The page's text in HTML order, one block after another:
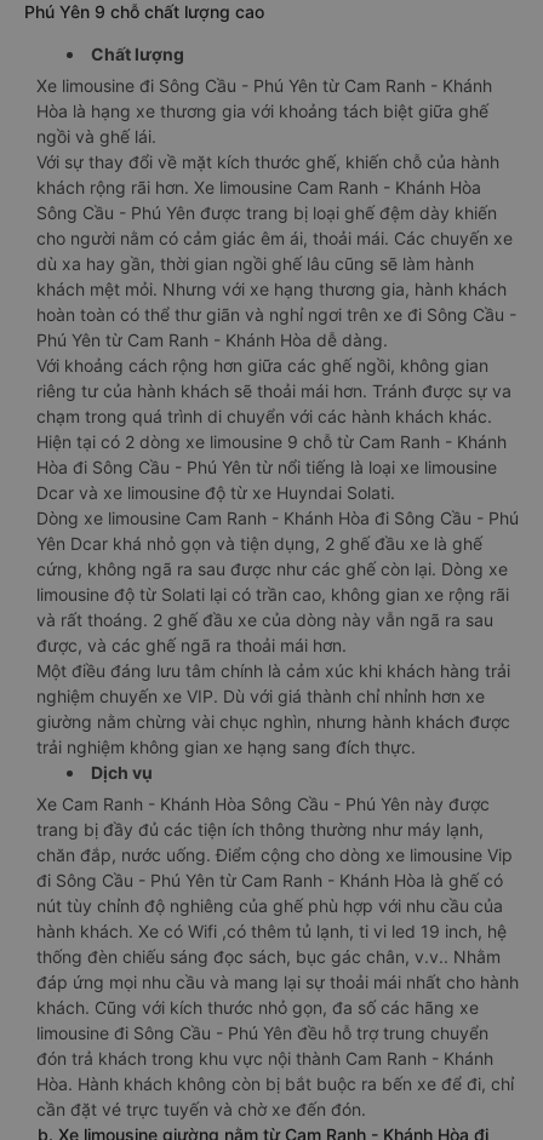
Phú Yên 9 chỗ chất lượng cao
Chất lượng
Xe limousine đi Sông Cầu - Phú Yên từ Cam Ranh - Khánh
Hòa là hạng xe thương gia với khoảng tách biệt giữa ghế
ngồi và ghế lái.
Với sự thay đổi về mặt kích thước ghế, khiến chỗ của hành
khách rộng rãi hơn. Xe limousine Cam Ranh - Khánh Hòa
Sông Cầu - Phú Yên được trang bị loại ghế đệm dày khiến
cho người nằm có cảm giác êm ái, thoải mái. Các chuyến xe
dù xa hay gần, thời gian ngồi ghế lâu cũng sẽ làm hành
khách mệt mỏi. Nhưng với xe hạng thương gia, hành khách
hoàn toàn có thể thư giãn và nghỉ ngơi trên xe đi Sông Cầu -
Phú Yên từ Cam Ranh - Khánh Hòa dễ dàng.
Với khoảng cách rộng hơn giữa các ghế ngồi, không gian
riêng tư của hành khách sẽ thoải mái hơn. Tránh được sự va
chạm trong quá trình di chuyển với các hành khách khác.
Hiện tại có 2 dòng xe limousine 9 chỗ từ Cam Ranh - Khánh
Hòa đi Sông Cầu - Phú Yên từ nổi tiếng là loại xe limousine
Dcar và xe limousine độ từ xe Huyndai Solati.
Dòng xe limousine Cam Ranh - Khánh Hòa đi Sông Cầu - Phú
Yên Dcar khá nhỏ gọn và tiện dụng, 2 ghế đầu xe là ghế
cứng, không ngã ra sau được như các ghế còn lại. Dòng xe
limousine độ từ Solati lại có trần cao, không gian xe rộng rãi
và rất thoáng. 2 ghế đầu xe của dòng này vẫn ngã ra sau
được, và các ghế ngã ra thoải mái hơn.
Một điều đáng lưu tâm chính là cảm xúc khi khách hàng trải
nghiệm chuyến xe VIP. Dù với giá thành chỉ nhỉnh hơn xe
giường nằm chừng vài chục nghìn, nhưng hành khách được
trải nghiệm không gian xe hạng sang đích thực.
Dịch vụ
Xe Cam Ranh - Khánh Hòa Sông Cầu - Phú Yên này được
trang bị đầy đủ các tiện ích thông thường như máy lạnh,
chăn đắp, nước uống. Điểm cộng cho dòng xe limousine Vip
đi Sông Cầu - Phú Yên từ Cam Ranh - Khánh Hòa là ghế có
nút tùy chỉnh độ nghiêng của ghế phù hợp với nhu cầu của
hành khách. Xe có Wifi ,có thêm tủ lạnh, ti vi led 19 inch, hệ
thống đèn chiếu sáng đọc sách, bục gác chân, v.v.. Nhằm
đáp ứng mọi nhu cầu và mang lại sự thoải mái nhất cho hành
khách. Cũng với kích thước nhỏ gọn, đa số các hãng xe
limousine đi Sông Cầu - Phú Yên đều hỗ trợ trung chuyển
đón trả khách trong khu vực nội thành Cam Ranh - Khánh
Hòa. Hành khách không còn bị bắt buộc ra bến xe để đi, chỉ
cần đặt vé trực tuyến và chờ xe đến đón.
b. Xe limousine giường nằm từ Cam Ranh - Khánh Hòa đi